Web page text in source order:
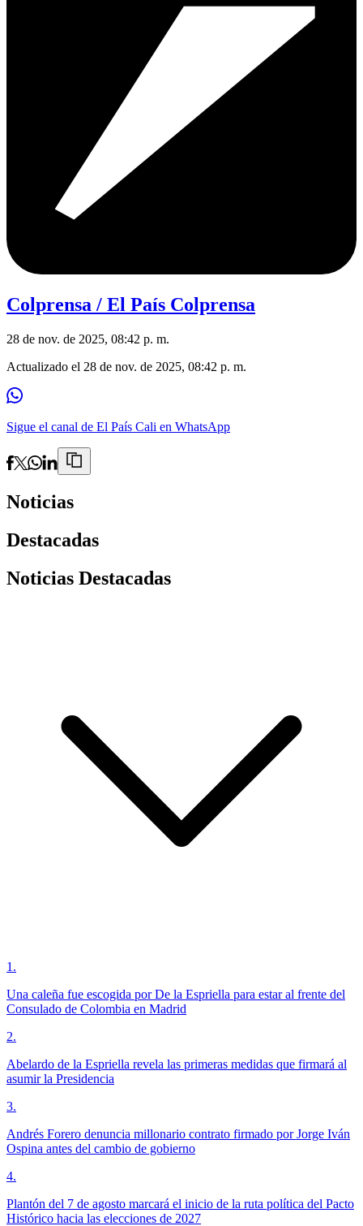
Colprensa / El País Colprensa
28 de nov. de 2025, 08:42 p. m.
Actualizado el 28 de nov. de 2025, 08:42 p. m.
Sigue el canal de El País Cali en WhatsApp
Noticias
Destacadas
Noticias Destacadas
1 .
Una caleña fue escogida por De la Espriella para estar al frente del
Consulado de Colombia en Madrid
2.
Abelardo de la Espriella revela las primeras medidas que firmará al
asumir la Presidencia
3.
Andrés Forero denuncia millonario contrato firmado por Jorge Iván
Ospina antes del cambio de gobierno
4.
Plantón del 7 de agosto marcará el inicio de la ruta política del Pacto
Histórico hacia las elecciones de 2027